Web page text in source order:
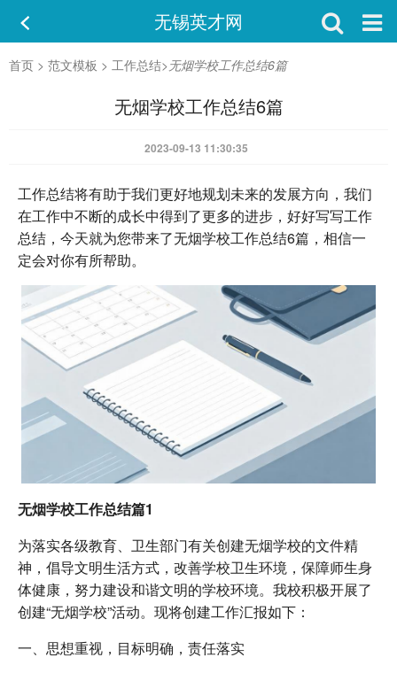
无锡英才网
首页 > 范文模板 > 工作总结>无烟学校工作总结6篇
无烟学校工作总结6篇
2023-09-13 11:30:35
工作总结将有助于我们更好地规划未来的发展方向，我们
在工作中不断的成长中得到了更多的进步，好好写写工作
总结，今天就为您带来了无烟学校工作总结6篇，相信一
定会对你有所帮助。
无烟学校工作总结篇1
为落实各级教育、卫生部门有关创建无烟学校的文件精
神，倡导文明生活方式，改善学校卫生环境，保障师生身
体健康，努力建设和谐文明的学校环境。我校积极开展了
创建“无烟学校”活动。现将创建工作汇报如下：
一、思想重视，目标明确，责任落实